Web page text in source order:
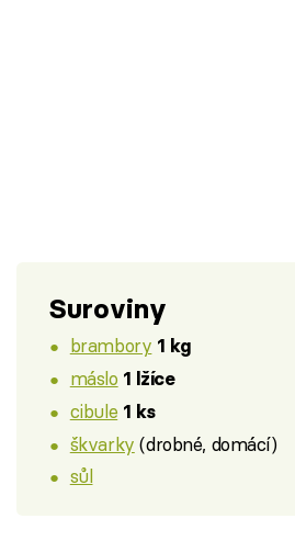
Suroviny
brambory 1 kg
máslo 1 lžíce
cibule 1 ks
škvarky (drobné, domácí)
sůl